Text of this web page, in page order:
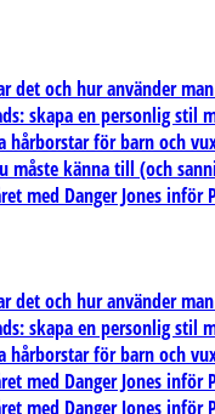
det och hur använder
skapa en personlig stil
hårborstar för barn och
måste känna till (och
med Danger Jones inför
det och hur använder
skapa en personlig stil
hårborstar för barn och
med Danger Jones
med Danger Jones